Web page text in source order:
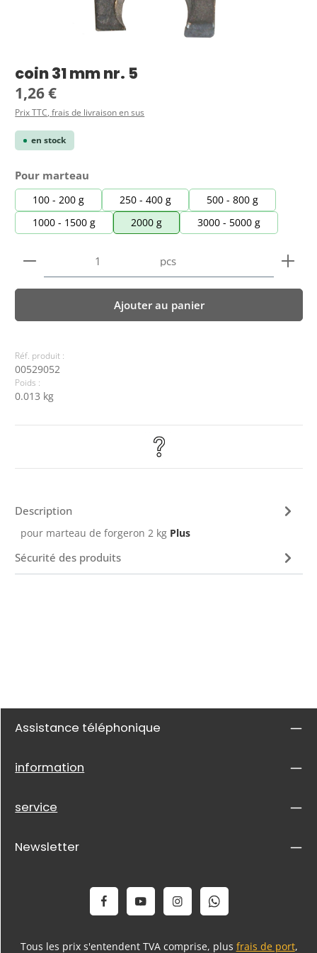
coin 31 mm nr. 5
Prix régulier :
1,26 €
Prix TTC, frais de livraison en sus
en stock
Sélectionnez
Pour marteau
100 - 200 g 250 - 400 g
500 - 800 g
1000 - 1500 g
2000 g 3000 - 5000 g
Quantité de produit : Entrez la quantité
pcs
Ajouter au panier
Réf. produit :
00529052
Poids :
0.013 kg
Description
pour marteau de forgeron 2 kg Plus
Sécurité des produits
Assistance téléphonique
information
service
Newsletter
Tous les prix s'entendent TVA comprise, plus frais de port,